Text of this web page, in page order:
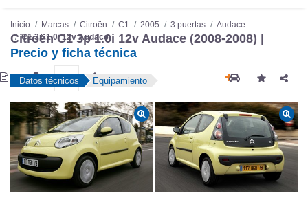
Citroën C1 3p 1.0i 12v Audace (2008-2008) |
Precio y ficha técnica